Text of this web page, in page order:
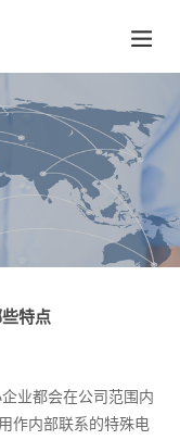
特点
业都会在公司范围内
作内部联系的特殊电